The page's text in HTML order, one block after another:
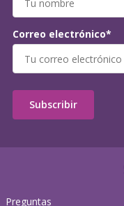
Preguntas
Correo electrónico*
Subscribir